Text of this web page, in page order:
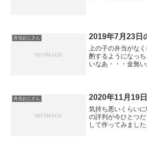
弁当おじさん 2019年7月23日
上の子の弁当がな
酌するようになっ
いなあ・・・金無
弁当おじさん 2020年11月19
気持ち悪いくらい
の評判が今ひとつ
して作ってみまし